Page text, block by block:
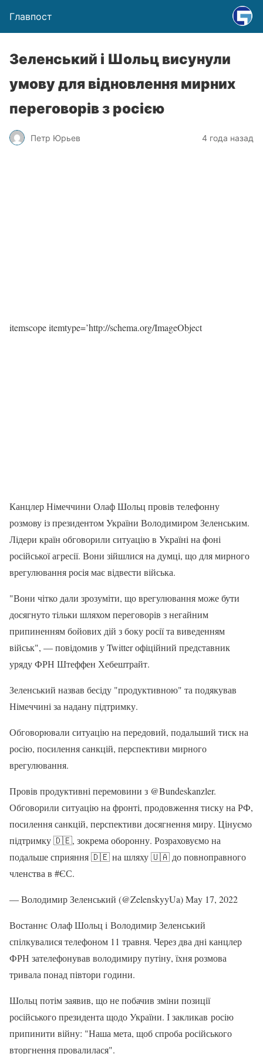
Главпост
Зеленський і Шольц висунули
умову для відновлення мирних
переговорів з росією
Петр Юрьев 4 года назад
itemscope itemtype=’http://schema.org/ImageObject
Канцлер Німеччини Олаф Шольц провів телефонну
розмову із президентом України Володимиром Зеленським.
Лідери країн обговорили ситуацію в Україні на фоні
російської агресії. Вони зійшлися на думці, що для мирного
врегулювання росія має відвести війська.
"Вони чітко дали зрозуміти, що врегулювання може бути
досягнуто тільки шляхом переговорів з негайним
припиненням бойових дій з боку росії та виведенням
військ", — повідомив у Twitter офіційний представник
уряду ФРН Штеффен Хебештрайт.
Зеленський назвав бесіду "продуктивною" та подякував
Німеччині за надану підтримку.
Обговорювали ситуацію на передовий, подальший тиск на
росію, посилення санкцій, перспективи мирного
врегулювання.
Провів продуктивні перемовини з @Bundeskanzler.
Обговорили ситуацію на фронті, продовження тиску на РФ,
посилення санкцій, перспективи досягнення миру. Цінуємо
підтримку 🇩🇪, зокрема оборонну. Розраховуємо на
подальше сприяння 🇩🇪 на шляху 🇺🇦 до повноправного
членства в #ЄС.
— Володимир Зеленський (@ZelenskyyUa) May 17, 2022
Востаннє Олаф Шольц і Володимир Зеленський
спілкувалися телефоном 11 травня. Через два дні канцлер
ФРН зателефонував володимиру путіну, їхня розмова
тривала понад півтори години.
Шольц потім заявив, що не побачив зміни позиції
російського президента щодо України. І закликав росію
припинити війну: "Наша мета, щоб спроба російського
вторгнення провалилася".